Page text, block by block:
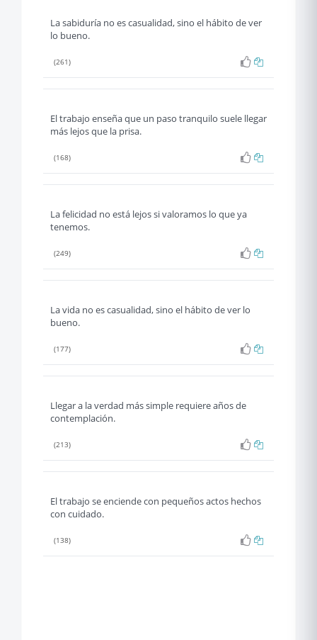
La sabiduría no es casualidad, sino el hábito de ver
lo bueno.
(261)
El trabajo enseña que un paso tranquilo suele llegar
más lejos que la prisa.
(168)
La felicidad no está lejos si valoramos lo que ya
tenemos.
(249)
La vida no es casualidad, sino el hábito de ver lo
bueno.
(177)
Llegar a la verdad más simple requiere años de
contemplación.
(213)
El trabajo se enciende con pequeños actos hechos
con cuidado.
(138)